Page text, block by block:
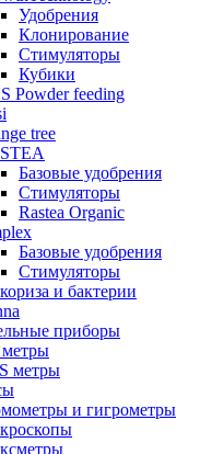
Удобрения
Клонирование
Стимуляторы
Кубики
Powder feeding
tree
Базовые удобрения
Стимуляторы
Rastea Organic
Базовые удобрения
Стимуляторы
и бактерии
приборы
метры
и гигрометры